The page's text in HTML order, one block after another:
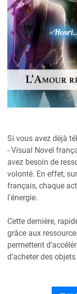
Si vous avez déjà
- Visual Novel
avez besoin de
volonté. En effet,
français, chaque
l'énergie.
Cette dernière,
grâce aux
permettent
d’acheter des